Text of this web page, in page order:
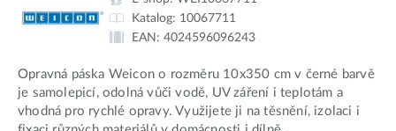
Katalog: 10067711
EAN: 4024596096243
Opravná páska Weicon o rozměru 10x350 cm v černé barvě
je samolepicí, odolná vůči vodě, UV záření i teplotám a
vhodná pro rychlé opravy. Využijete ji na těsnění, izolaci i